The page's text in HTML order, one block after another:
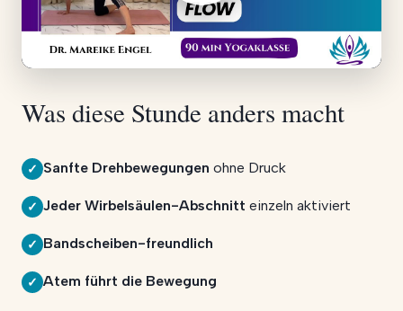
Was diese Stunde anders macht
✓ Sanfte Drehbewegungen ohne Druck
✓ Jeder Wirbelsäulen-Abschnitt einzeln aktiviert
✓ Bandscheiben-freundlich
✓ Atem führt die Bewegung